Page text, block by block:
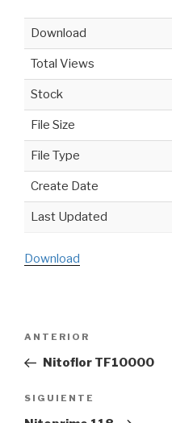
Download
Total Views
Stock
File Size
File Type
Create Date
Last Updated
Download
Navegación
Entrada
anterior:
ANTERIOR
Nitoflor TF10000
Siguiente
entrada
SIGUIENTE